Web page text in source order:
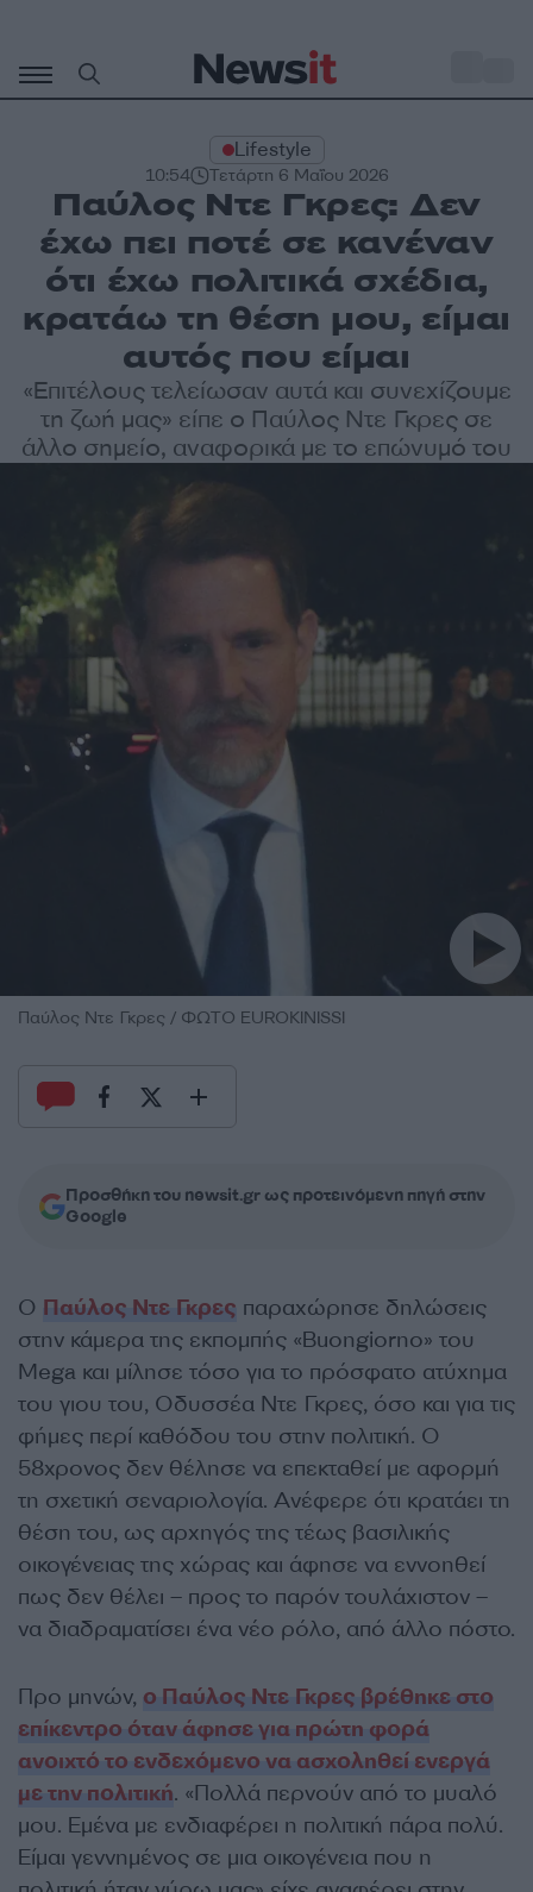
περιεχόμενο
Lifestyle
10:54 Τετάρτη 6 Μαΐου 2026
Παύλος Ντε Γκρες: Δεν
έχω πει ποτέ σε κανέναν
ότι έχω πολιτικά σχέδια,
κρατάω τη θέση μου, είμαι
αυτός που είμαι
«Επιτέλους τελείωσαν αυτά και συνεχίζουμε
τη ζωή μας» είπε ο Παύλος Ντε Γκρες σε
άλλο σημείο, αναφορικά με το επώνυμό του
Παύλος Ντε Γκρες / ΦΩΤΟ EUROKINISSI
Προσθήκη του newsit.gr ως προτεινόμενη πηγή στην
Google
Ο Παύλος Ντε Γκρες παραχώρησε δηλώσεις
στην κάμερα της εκπομπής «Buongiorno» του
Mega και μίλησε τόσο για το πρόσφατο ατύχημα
του γιου του, Οδυσσέα Ντε Γκρες, όσο και για τις
φήμες περί καθόδου του στην πολιτική. Ο
58χρονος δεν θέλησε να επεκταθεί με αφορμή
τη σχετική σεναριολογία. Ανέφερε ότι κρατάει τη
θέση του, ως αρχηγός της τέως βασιλικής
οικογένειας της χώρας και άφησε να εννοηθεί
πως δεν θέλει – προς το παρόν τουλάχιστον –
να διαδραματίσει ένα νέο ρόλο, από άλλο πόστο.
Προ μηνών, ο Παύλος Ντε Γκρες βρέθηκε στο
επίκεντρο όταν άφησε για πρώτη φορά
ανοιχτό το ενδεχόμενο να ασχοληθεί ενεργά
με την πολιτική. «Πολλά περνούν από το μυαλό
μου. Εμένα με ενδιαφέρει η πολιτική πάρα πολύ.
Είμαι γεννημένος σε μια οικογένεια που η